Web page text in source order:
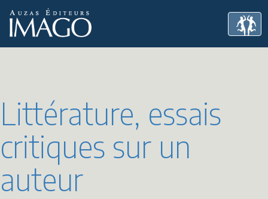
Littérature, essais
critiques sur un
auteur